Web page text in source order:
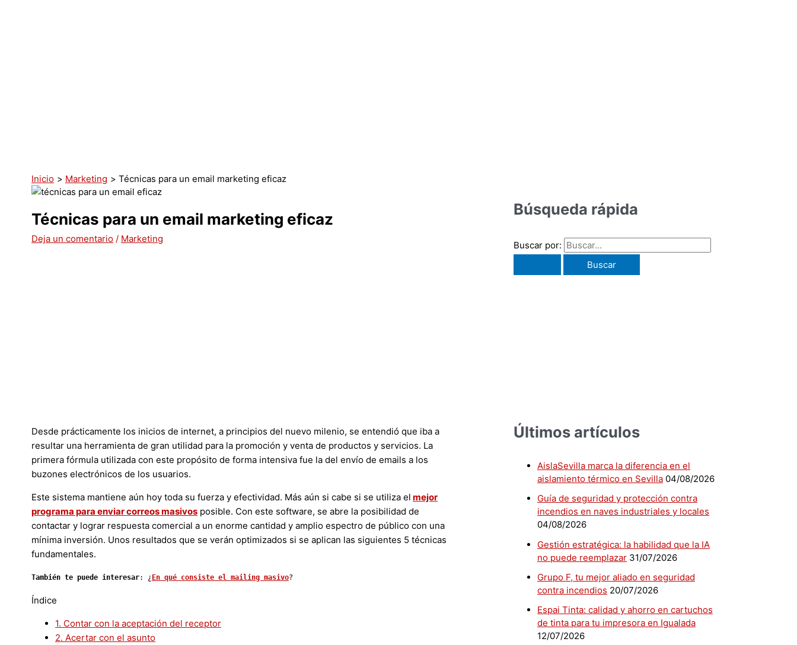
Inicio Marketing Técnicas para un email marketing eficaz
Técnicas para un email marketing eficaz
Deja un comentario / Marketing
Desde prácticamente los inicios de internet, a principios del nuevo milenio, se entendió que iba a
resultar una herramienta de gran utilidad para la promoción y venta de productos y servicios. La
primera fórmula utilizada con este propósito de forma intensiva fue la del envío de emails a los
buzones electrónicos de los usuarios.
Este sistema mantiene aún hoy toda su fuerza y efectividad. Más aún si cabe si se utiliza el mejor
programa para enviar correos masivos posible. Con este software, se abre la posibilidad de
contactar y lograr respuesta comercial a un enorme cantidad y amplio espectro de público con una
mínima inversión. Unos resultados que se verán optimizados si se aplican las siguientes 5 técnicas
fundamentales.
También te puede interesar: ¿ En qué consiste el mailing masivo?
Índice
1. Contar con la aceptación del receptor
2. Acertar con el asunto
Búsqueda rápida
Buscar por:
Últimos artículos
AislaSevilla marca la diferencia en el
aislamiento térmico en Sevilla 04/08/2026
Guía de seguridad y protección contra
incendios en naves industriales y locales
04/08/2026
Gestión estratégica: la habilidad que la IA
no puede reemplazar 31/07/2026
Grupo F, tu mejor aliado en seguridad
contra incendios 20/07/2026
Espai Tinta: calidad y ahorro en cartuchos
de tinta para tu impresora en Igualada
12/07/2026